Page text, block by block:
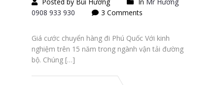
0908 933 930
3 Comments
Giá cước chuyển hàng đi Phú Quốc Với kinh
nghiệm trên 15 năm trong ngành vận tải đường
bộ. Chúng […]